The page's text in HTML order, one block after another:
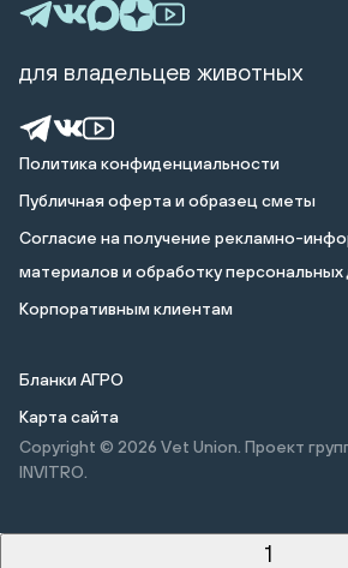
Политика конфиденциальности
Публичная оферта и образец сметы
Cогласие на получение рекламно-
материалов и обработку персональных
Корпоративным клиентам
Бланки АГРО
Карта сайта
Copyright © 2026 Vet Union. Проект
INVITRO.
для владельцев животных
1